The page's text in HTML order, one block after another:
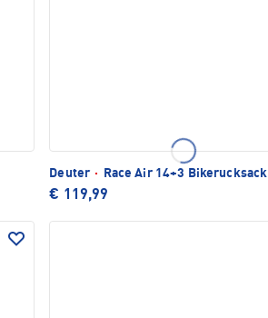
Deuter · Race Air 14+3 Bikerucksack
€ 119,99